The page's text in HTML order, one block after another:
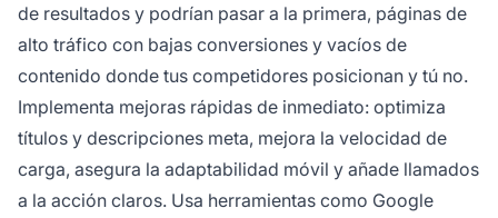
de resultados y podrían pasar a la primera, páginas de
alto tráfico con bajas conversiones y vacíos de
contenido donde tus competidores posicionan y tú no.
Implementa mejoras rápidas de inmediato: optimiza
títulos y descripciones meta, mejora la velocidad de
carga, asegura la adaptabilidad móvil y añade llamados
a la acción claros. Usa herramientas como Google